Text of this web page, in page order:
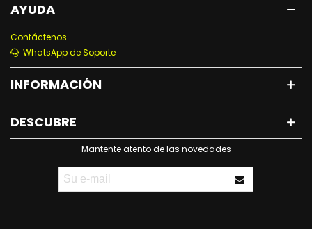
AYUDA
Contáctenos
WhatsApp de Soporte
INFORMACIÓN
DESCUBRE
Mantente atento de las novedades